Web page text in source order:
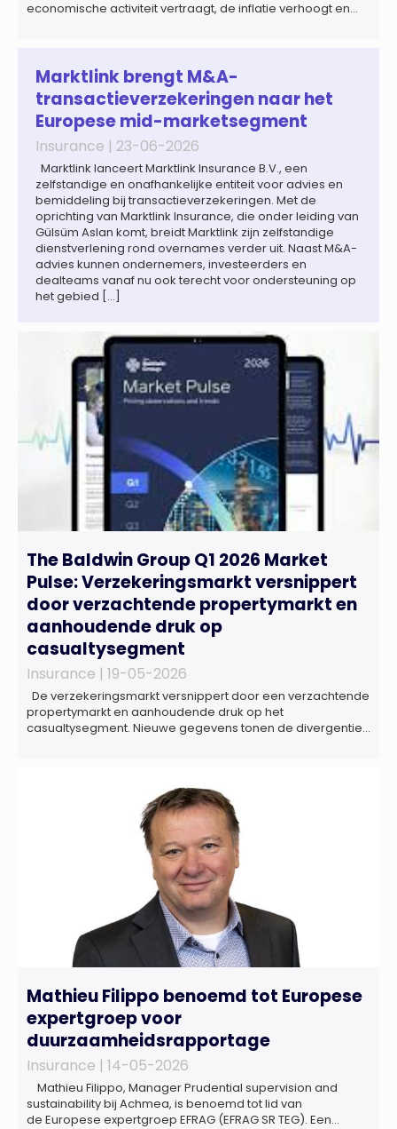
economische activiteit vertraagt, de inflatie verhoogt en
wereldwijd naar verwachting afnemen tot 1,3% in reële
termen in […]
Marktlink brengt M&A-
transactieverzekeringen naar het
Europese mid-marketsegment
Insurance | 23-06-2026
Marktlink lanceert Marktlink Insurance B.V., een
zelfstandige en onafhankelijke entiteit voor advies en
bemiddeling bij transactieverzekeringen. Met de
oprichting van Marktlink Insurance, die onder leiding van
Gülsüm Aslan komt, breidt Marktlink zijn zelfstandige
dienstverlening rond overnames verder uit. Naast M&A-
advies kunnen ondernemers, investeerders en
dealteams vanaf nu ook terecht voor ondersteuning op
het gebied […]
The Baldwin Group Q1 2026 Market
Pulse: Verzekeringsmarkt versnippert
door verzachtende propertymarkt en
aanhoudende druk op
casualtysegment
Insurance | 19-05-2026
De verzekeringsmarkt versnippert door een verzachtende
propertymarkt en aanhoudende druk op het
casualtysegment. Nieuwe gegevens tonen de divergentie
het Market Pulse Report voor het eerste kwartaal van 2026
De bedrijfsmatige […]
Mathieu Filippo benoemd tot Europese
expertgroep voor
duurzaamheidsrapportage
Insurance | 14-05-2026
Mathieu Filippo, Manager Prudential supervision and
sustainability bij Achmea, is benoemd tot lid van
de Europese expertgroep EFRAG (EFRAG SR TEG). Een